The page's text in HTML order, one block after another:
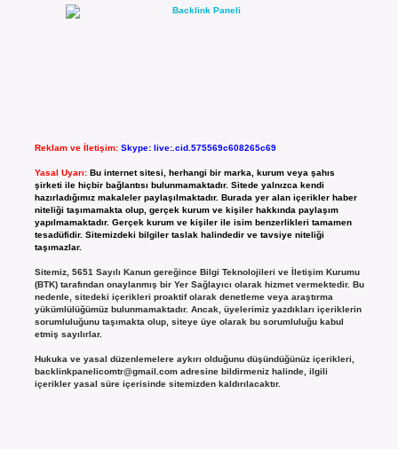
Reklam ve İletişim: Skype: live:.cid.575569c608265c69
Yasal Uyarı: Bu internet sitesi, herhangi bir marka, kurum veya şahıs
şirketi ile hiçbir bağlantısı bulunmamaktadır. Sitede yalnızca kendi
hazırladığımız makaleler paylaşılmaktadır. Burada yer alan içerikler haber
niteliği taşımamakta olup, gerçek kurum ve kişiler hakkında paylaşım
yapılmamaktadır. Gerçek kurum ve kişiler ile isim benzerlikleri tamamen
tesadüfidir. Sitemizdeki bilgiler taslak halindedir ve tavsiye niteliği
taşımazlar.
Sitemiz, 5651 Sayılı Kanun gereğince Bilgi Teknolojileri ve İletişim Kurumu
(BTK) tarafından onaylanmış bir Yer Sağlayıcı olarak hizmet vermektedir. Bu
nedenle, sitedeki içerikleri proaktif olarak denetleme veya araştırma
yükümlülüğümüz bulunmamaktadır. Ancak, üyelerimiz yazdıkları içeriklerin
sorumluluğunu taşımakta olup, siteye üye olarak bu sorumluluğu kabul
etmiş sayılırlar.
Hukuka ve yasal düzenlemelere aykırı olduğunu düşündüğünüz içerikleri,
backlinkpanelicomtr@gmail.comadresine bildirmeniz halinde, ilgili
içerikler yasal süre içerisinde sitemizden kaldırılacaktır.